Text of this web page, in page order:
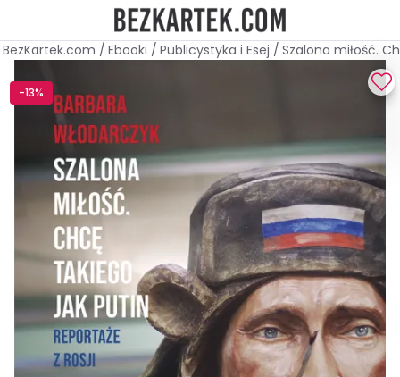
BezKartek.com / Ebooki / Publicystyka i Esej / Szalona miłość.
-13%